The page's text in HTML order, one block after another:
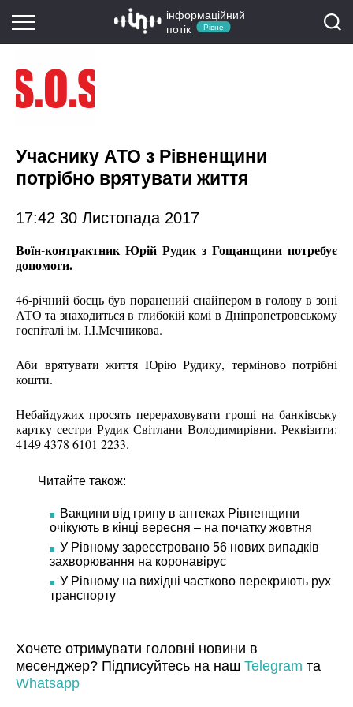
інформаційний
потік
Рівне
Учаснику АТО з Рівненщини
потрібно врятувати життя
17:42 30 Листопада 2017
Воїн-контрактник Юрій Рудик з Гощанщини потребує
допомоги.
46-річний боєць був поранений снайпером в голову в зоні
АТО та знаходиться в глибокій комі в Дніпропетровському
госпіталі ім. І.І.Мєчникова.
Аби врятувати життя Юрію Рудику, терміново потрібні
кошти.
Небайдужих просять перераховувати гроші на банківську
картку сестри Рудик Світлани Володимирівни. Реквізити:
4149 4378 6101 2233.
Читайте також:
Вакцини від грипу в аптеках Рівненщини
очікують в кінці вересня – на початку жовтня
У Рівному зареєстровано 56 нових випадків
захворювання на коронавірус
У Рівному на вихідні частково перекриють рух
транспорту
Хочете отримувати головні новини в
месенджер? Підписуйтесь на наш Telegram та
Whatsapp